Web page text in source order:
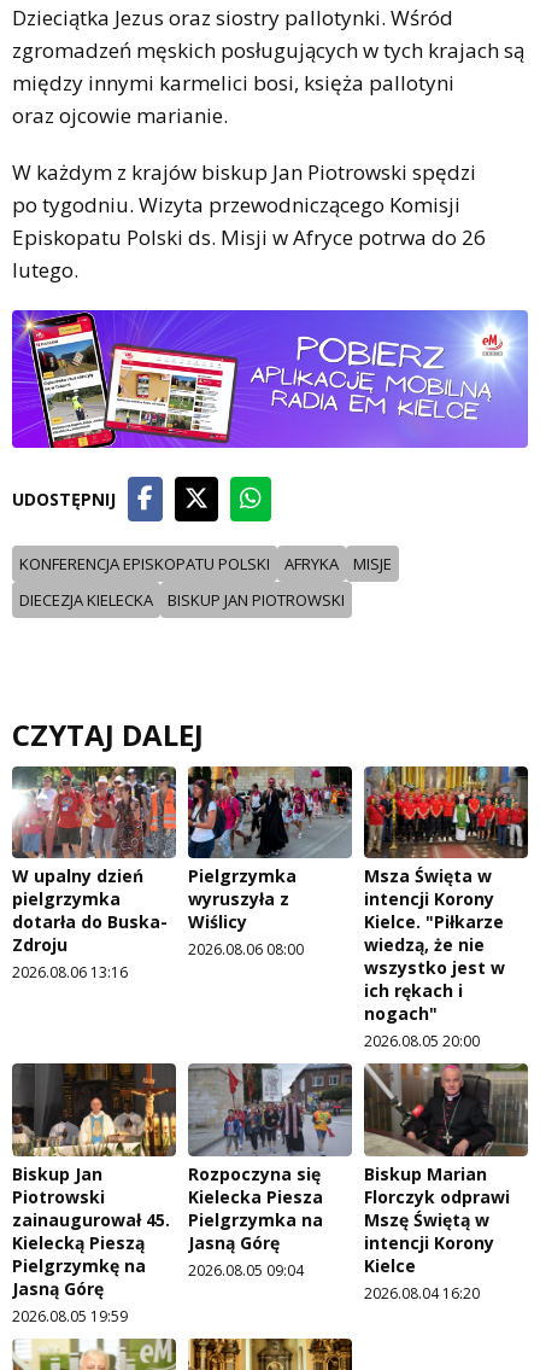
Dzieciątka Jezus oraz siostry pallotynki. Wśród
zgromadzeń męskich posługujących w tych krajach są
między innymi karmelici bosi, księża pallotyni
oraz ojcowie marianie.
W każdym z krajów biskup Jan Piotrowski spędzi
po tygodniu. Wizyta przewodniczącego Komisji
Episkopatu Polski ds. Misji w Afryce potrwa do 26
lutego.
UDOSTĘPNIJ
KONFERENCJA EPISKOPATU POLSKI AFRYKA
MISJE
DIECEZJA KIELECKA
BISKUP JAN PIOTROWSKI
CZYTAJ DALEJ
W upalny dzień
pielgrzymka
dotarła do Buska-
Zdroju
2026.08.06 13:16
Pielgrzymka
wyruszyła z
Wiślicy
2026.08.06 08:00
Msza Święta w
intencji Korony
Kielce. "Piłkarze
wiedzą, że nie
wszystko jest w
ich rękach i
nogach"
2026.08.05 20:00
Biskup Jan
Piotrowski
zainaugurował 45.
Kielecką Pieszą
Pielgrzymkę na
Jasną Górę
2026.08.05 19:59
Rozpoczyna się
Kielecka Piesza
Pielgrzymka na
Jasną Górę
2026.08.05 09:04
Biskup Marian
Florczyk odprawi
Mszę Świętą w
intencji Korony
Kielce
2026.08.04 16:20